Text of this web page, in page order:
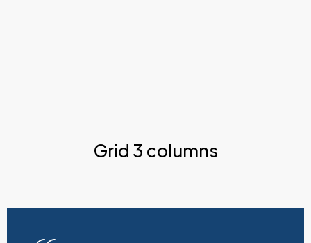
Grid 3 columns